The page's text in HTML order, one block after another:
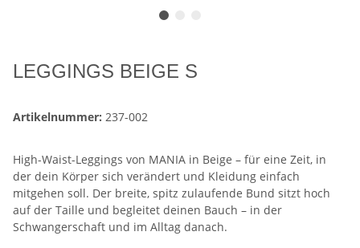
LEGGINGS BEIGE S
Artikelnummer: 237-002
High-Waist-Leggings von MANIA in Beige – für eine Zeit, in
der dein Körper sich verändert und Kleidung einfach
mitgehen soll. Der breite, spitz zulaufende Bund sitzt hoch
auf der Taille und begleitet deinen Bauch – in der
Schwangerschaft und im Alltag danach.